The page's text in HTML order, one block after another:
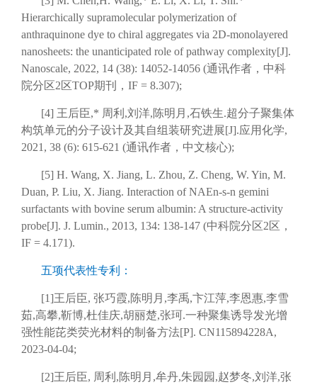
Hierarchically supramolecular polymerization of
anthraquinone dye to chiral aggregates via 2D-monolayered
nanosheets: the unanticipated role of pathway complexity[J].
Nanoscale, 2022, 14 (38): 14052-14056 (通讯作者，中科
院分区2区TOP期刊，IF = 8.307);
[4] 王后臣,* 周利,刘洋,陈明月,石铁生.超分子聚集体
构筑单元的分子设计及其自组装研究进展[J].应用化学,
2021, 38 (6): 615-621 (通讯作者，中文核心);
[5] H. Wang, X. Jiang, L. Zhou, Z. Cheng, W. Yin, M.
Duan, P. Liu, X. Jiang. Interaction of NAEn-s-n gemini
surfactants with bovine serum albumin: A structure-activity
probe[J]. J. Lumin., 2013, 134: 138-147 (中科院分区2区，
IF = 4.171).
五项代表性专利：
[1]王后臣, 张巧霞,陈明月,李禹,卞江萍,李恩惠,李雪
茹,高攀,靳博,杜佳庆,胡丽楚,张珂.一种聚集诱导发光增
强性能芘类荧光材料的制备方法[P]. CN115894228A,
2023-04-04;
[2]王后臣, 周利,陈明月,牟丹,朱园园,赵梦冬,刘洋,张